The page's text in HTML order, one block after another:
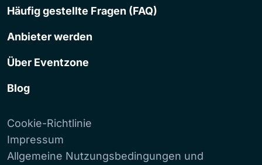
Häufig gestellte Fragen (FAQ)
Anbieter werden
Über Eventzone
Blog
Cookie-Richtlinie
Impressum
Allgemeine Nutzungsbedingungen und